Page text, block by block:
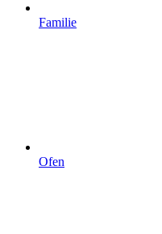
Familie
Ofen